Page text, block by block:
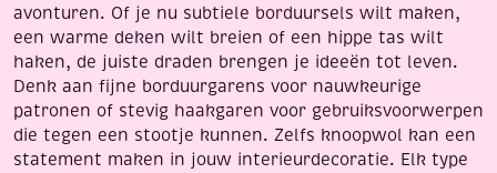
avonturen. Of je nu subtiele borduursels wilt maken,
een warme deken wilt breien of een hippe tas wilt
haken, de juiste draden brengen je ideeën tot leven.
Denk aan fijne borduurgarens voor nauwkeurige
patronen of stevig haakgaren voor gebruiksvoorwerpen
die tegen een stootje kunnen. Zelfs knoopwol kan een
statement maken in jouw interieurdecoratie. Elk type